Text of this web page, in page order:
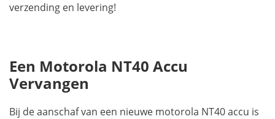
verzending en levering!
Een Motorola NT40 Accu
Vervangen
Bij de aanschaf van een nieuwe motorola NT40 accu is